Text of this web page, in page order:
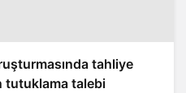
tahliye
tutuklama talebi